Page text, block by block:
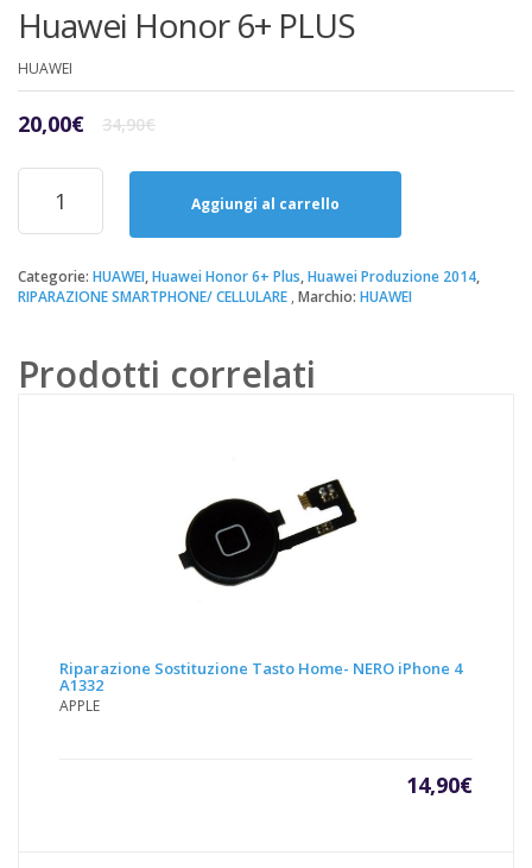
Huawei Honor 6+ PLUS
HUAWEI
34,90€Il
originale
34,90€.
20,00€
Il
attuale
20,00€.
Riparazione
Sostituzione
Batteria
Honor
6+
Aggiungi al carrello
Categorie: HUAWEI,Huawei Honor 6+ Plus,Huawei Produzione 2014,
RIPARAZIONE SMARTPHONE/ CELLULARE Marchio: HUAWEI
Prodotti correlati
Riparazione Sostituzione Tasto Home- NERO iPhone 4
A1332
APPLE
14,90€